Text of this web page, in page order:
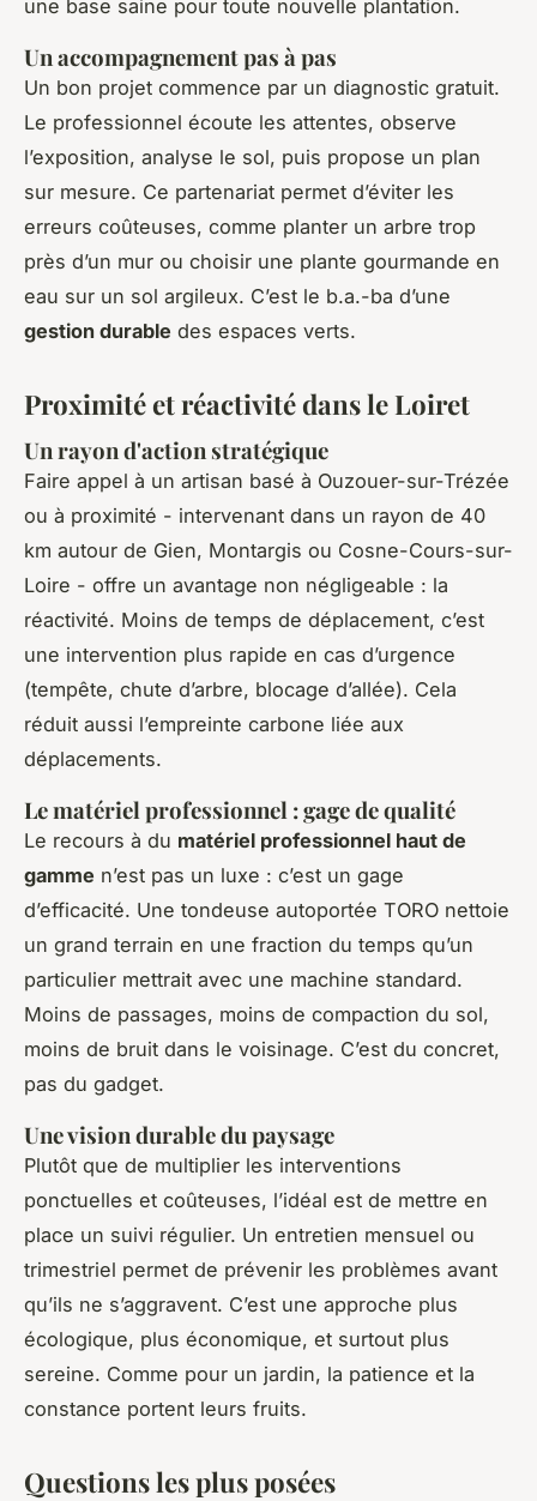
une base saine pour toute nouvelle plantation.
Un accompagnement pas à pas
Un bon projet commence par un diagnostic gratuit.
Le professionnel écoute les attentes, observe
l’exposition, analyse le sol, puis propose un plan
sur mesure. Ce partenariat permet d’éviter les
erreurs coûteuses, comme planter un arbre trop
près d’un mur ou choisir une plante gourmande en
eau sur un sol argileux. C’est le b.a.-ba d’une
gestion durable des espaces verts.
Proximité et réactivité dans le Loiret
Un rayon d'action stratégique
Faire appel à un artisan basé à Ouzouer-sur-Trézée
ou à proximité - intervenant dans un rayon de 40
km autour de Gien, Montargis ou Cosne-Cours-sur-
Loire - offre un avantage non négligeable : la
réactivité. Moins de temps de déplacement, c’est
une intervention plus rapide en cas d’urgence
(tempête, chute d’arbre, blocage d’allée). Cela
réduit aussi l’empreinte carbone liée aux
déplacements.
Le matériel professionnel : gage de qualité
Le recours à du matériel professionnel haut de
gamme n’est pas un luxe : c’est un gage
d’efficacité. Une tondeuse autoportée TORO nettoie
un grand terrain en une fraction du temps qu’un
particulier mettrait avec une machine standard.
Moins de passages, moins de compaction du sol,
moins de bruit dans le voisinage. C’est du concret,
pas du gadget.
Une vision durable du paysage
Plutôt que de multiplier les interventions
ponctuelles et coûteuses, l’idéal est de mettre en
place un suivi régulier. Un entretien mensuel ou
trimestriel permet de prévenir les problèmes avant
qu’ils ne s’aggravent. C’est une approche plus
écologique, plus économique, et surtout plus
sereine. Comme pour un jardin, la patience et la
constance portent leurs fruits.
Questions les plus posées